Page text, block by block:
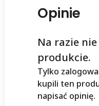
Opinie
Na razie
produkcie.
Tylko
kupili ten
napisać opinię.